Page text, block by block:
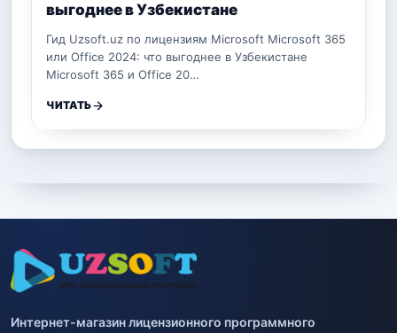
выгоднее в Узбекистане
Гид Uzsoft.uz по лицензиям Microsoft Microsoft 365
или Office 2024: что выгоднее в Узбекистане
Microsoft 365 и Office 20…
ЧИТАТЬ
Интернет-магазин лицензионного программного